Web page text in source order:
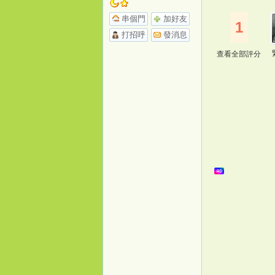
串個門
加好友
打招呼
發消息 1
查看全部評分